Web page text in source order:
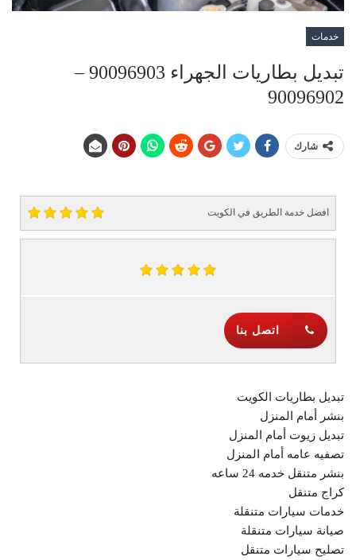
خدمات
تبديل بطاريات الجهراء 90096903 –
90096902
شارك
افضل خدمة الطريق في الكويت
اتصل بنا
تبديل بطاريات الكويت
بنشر أمام المنزل
تبديل زيوت أمام المنزل
تصفيه عامه أمام المنزل
بنشر متنقل خدمه 24 ساعه
كراج متنقل
خدمات سيارات متنقلة
صيانة سيارات متنقلة
تصليح سيارات متنقل